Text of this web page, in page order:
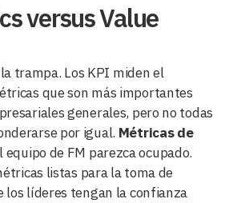
versus Value
trampa. Los KPI miden el
que son más importantes
generales, pero no todas
por igual. Métricas de
equipo de FM parezca ocupado.
listas para la toma de
los líderes tengan la confianza